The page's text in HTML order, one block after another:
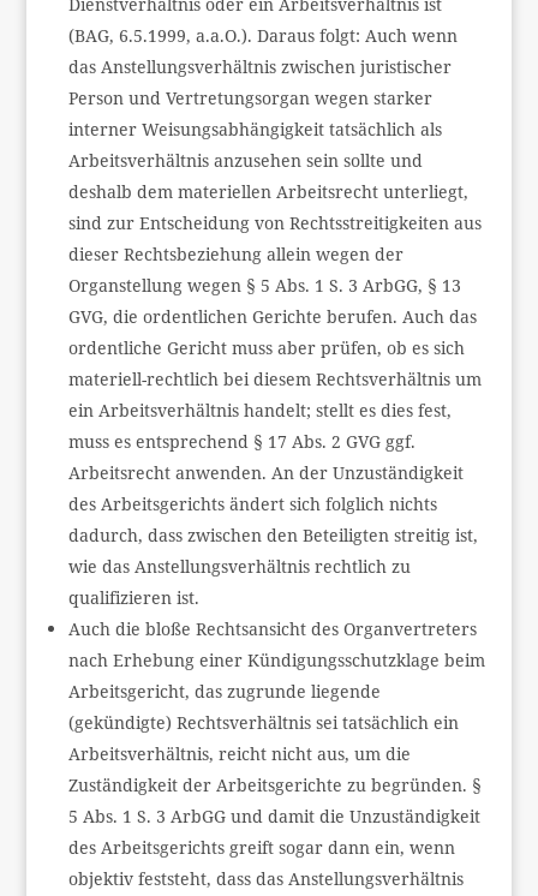
(BAG, 6.5.1999, a.a.O.). Daraus folgt: Auch wenn
das Anstellungsverhältnis zwischen juristischer
Person und Vertretungsorgan wegen starker
interner Weisungsabhängigkeit tatsächlich als
Arbeitsverhältnis anzusehen sein sollte und
deshalb dem materiellen Arbeitsrecht unterliegt,
sind zur Entscheidung von Rechtsstreitigkeiten aus
dieser Rechtsbeziehung allein wegen der
Organstellung wegen § 5 Abs. 1 S. 3 ArbGG, § 13
GVG, die ordentlichen Gerichte berufen. Auch das
ordentliche Gericht muss aber prüfen, ob es sich
materiell-rechtlich bei diesem Rechtsverhältnis um
ein Arbeitsverhältnis handelt; stellt es dies fest,
muss es entsprechend § 17 Abs. 2 GVG ggf.
Arbeitsrecht anwenden. An der Unzuständigkeit
des Arbeitsgerichts ändert sich folglich nichts
dadurch, dass zwischen den Beteiligten streitig ist,
wie das Anstellungsverhältnis rechtlich zu
qualifizieren ist.
Auch die bloße Rechtsansicht des Organvertreters
nach Erhebung einer Kündigungsschutzklage beim
Arbeitsgericht, das zugrunde liegende
(gekündigte) Rechtsverhältnis sei tatsächlich ein
Arbeitsverhältnis, reicht nicht aus, um die
Zuständigkeit der Arbeitsgerichte zu begründen. §
5 Abs. 1 S. 3 ArbGG und damit die Unzuständigkeit
des Arbeitsgerichts greift sogar dann ein, wenn
objektiv feststeht, dass das Anstellungsverhältnis